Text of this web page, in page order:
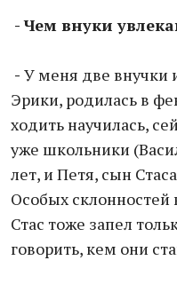
- Чем внуки
- У меня две внучки
Эрики, родилась в
ходить научилась,
уже школьники
лет, и Петя, сын
Особых склонностей
Стас тоже запел
говорить, кем они